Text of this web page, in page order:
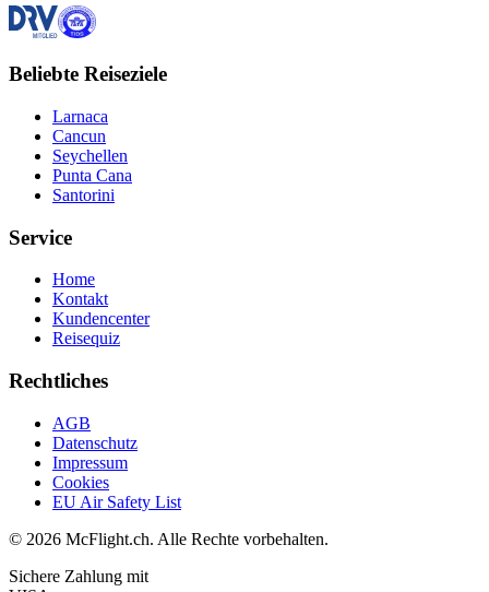
Beliebte Reiseziele
Larnaca
Cancun
Seychellen
Punta Cana
Santorini
Service
Home
Kontakt
Kundencenter
Reisequiz
Rechtliches
AGB
Datenschutz
Impressum
Cookies
EU Air Safety List
© 2026 McFlight.ch. Alle Rechte vorbehalten.
Sichere Zahlung mit